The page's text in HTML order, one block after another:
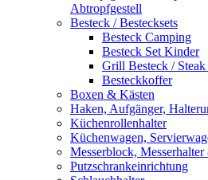
Abtropfgestell
Besteck / Bestecksets
Besteck Camping
Besteck Set Kinder
Grill Besteck / Steak
Besteckkoffer
Boxen & Kästen
Haken, Aufgänger,
Küchenrollenhalter
Küchenwagen,
Messerblock,
Putzschrankeinrichtung